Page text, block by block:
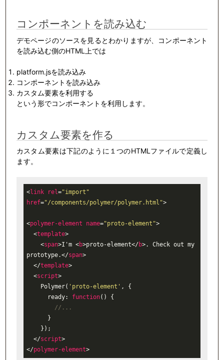
コンポーネントを読み込む
デモページのソースを見るとわかりますが、コンポーネント
を読み込む側のHTML上では
platform.jsを読み込み
コンポーネントを読み込み
カスタム要素を利用する
という形でコンポーネントを利用します。
カスタム要素を作る
カスタム要素は下記のように１つのHTMLファイルで定義し
ます。
<link rel="import"
href="/components/polymer/polymer.html">
<polymer-element name="proto-element">
<template>
<span>I'm <b>proto-element</b>. Check out my
prototype.</span>
</template>
<script>
    Polymer(
'proto-element' , {
      ready:
function( ) {
//...
</script>
</polymer-element>